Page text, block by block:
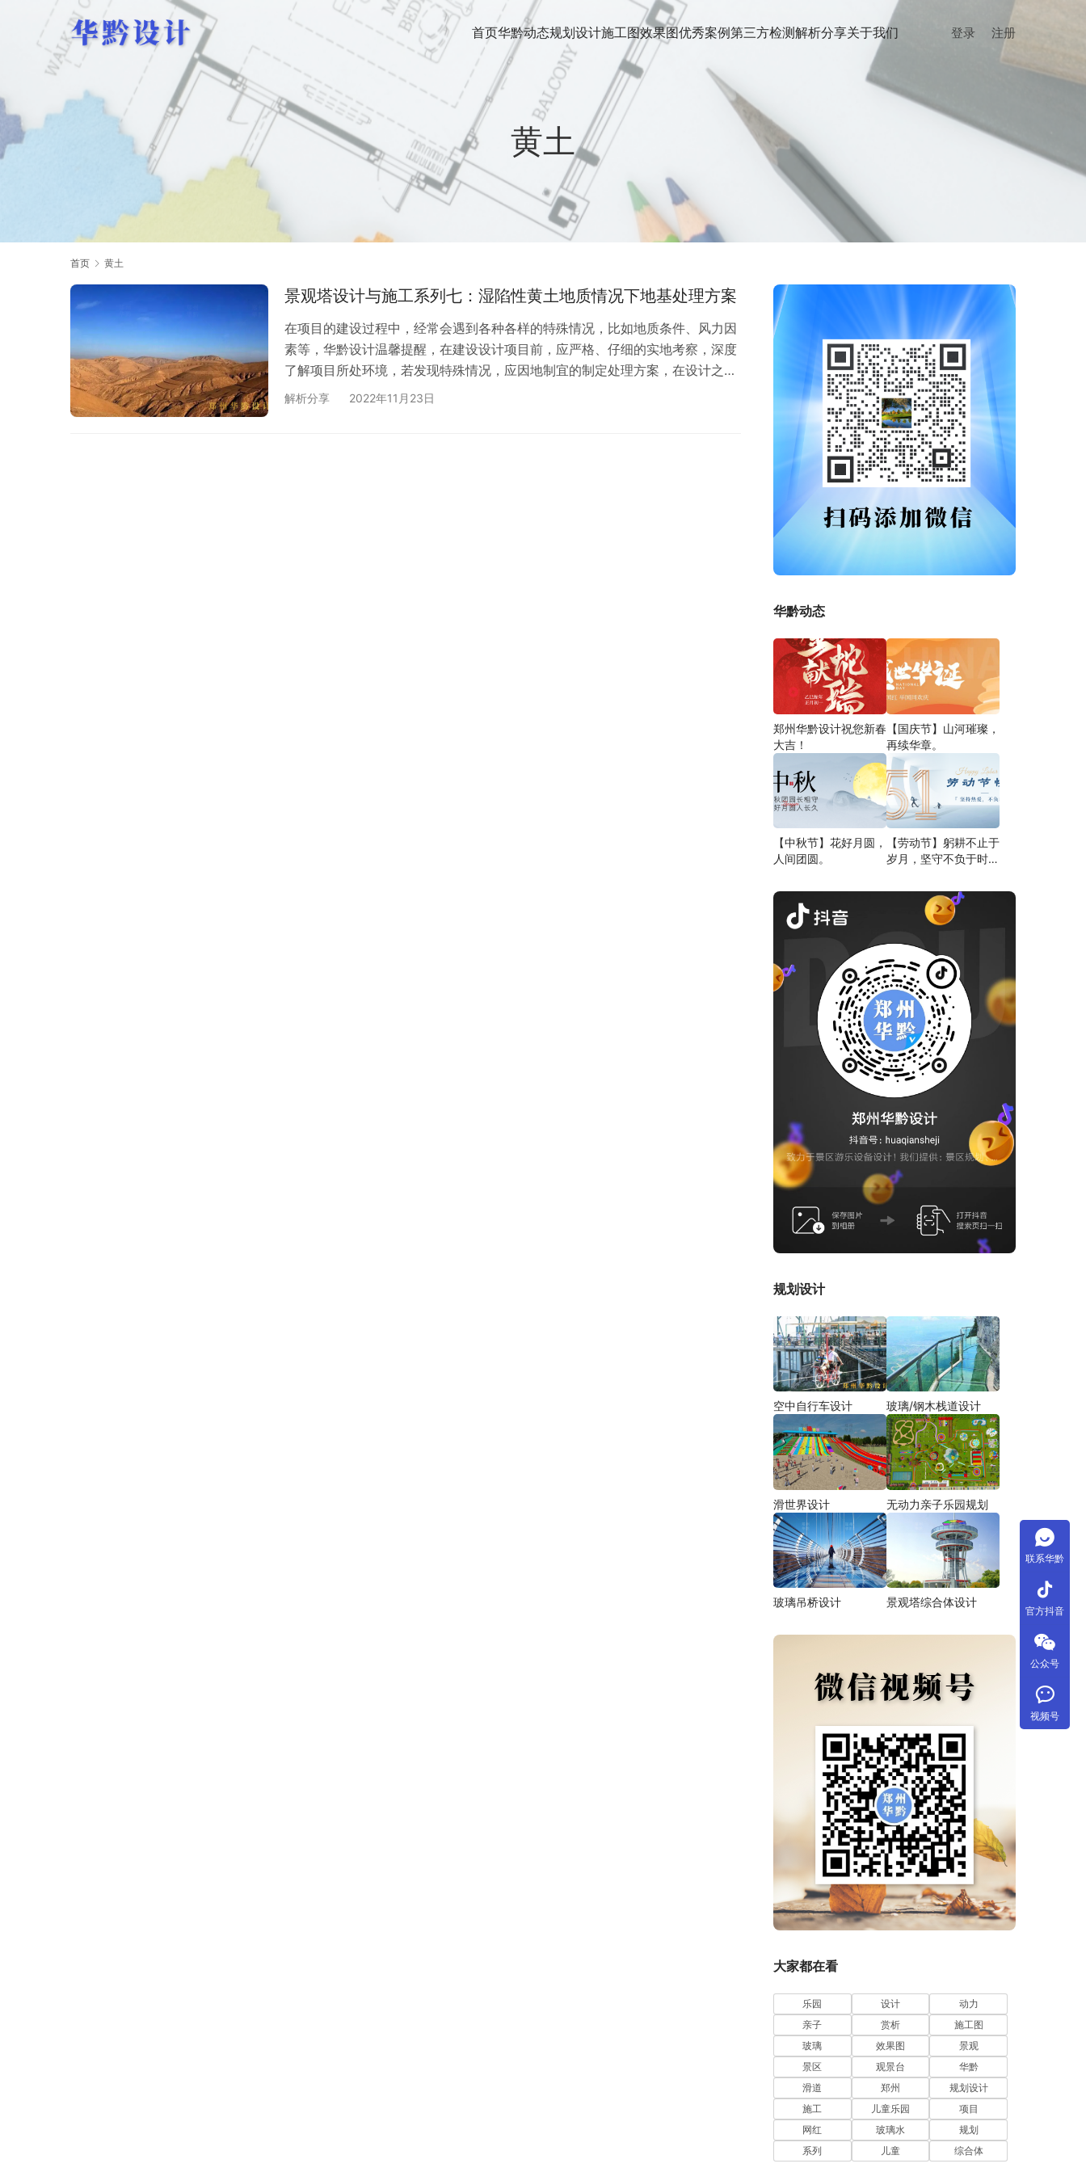
首页华黔动态规划设计施工图效果图优秀案例第三方检测解析分享关于我们 登录 注册
黄土
首页 黄土
景观塔设计与施工系列七：湿陷性黄土地质情况下地基处理方案
在项目的建设过程中，经常会遇到各种各样的特殊情况，比如地质条件、风力因
素等，华黔设计温馨提醒，在建设设计项目前，应严格、仔细的实地考察，深度
了解项目所处环境，若发现特殊情况，应因地制宜的制定处理方案，在设计之初
就彻底排除项目的安全隐患问题，规避一切建设风险，保障游客的人身安全，避
解析分享 2022年11月23日
华黔动态
郑州华黔设计祝您新春
大吉！
【国庆节】山河璀璨，
再续华章。
【中秋节】花好月圆，
人间团圆。
【劳动节】躬耕不止于
岁月，坚守不负于时
规划设计
空中自行车设计 玻璃/钢木栈道设计
滑世界设计 无动力亲子乐园规划
玻璃吊桥设计 景观塔综合体设计
大家都在看
乐园 设计
动力
亲子
赏析
施工图
玻璃
效果图
景观
景区
观景台
华黔
滑道
郑州
规划设计
施工
儿童乐园
项目
网红
玻璃水
规划
系列
儿童 综合体
联系华黔
tiktok
官方抖音
公众号
视频号